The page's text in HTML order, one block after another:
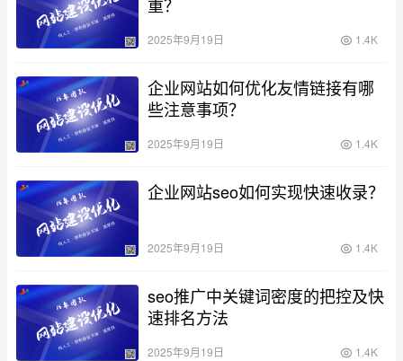
2025年9月19日 1.4K
企业网站如何优化友情链接有哪
些注意事项？
2025年9月19日 1.4K
企业网站seo如何实现快速收录？
2025年9月19日 1.4K
seo推广中关键词密度的把控及快
速排名方法
2025年9月19日 1.4K